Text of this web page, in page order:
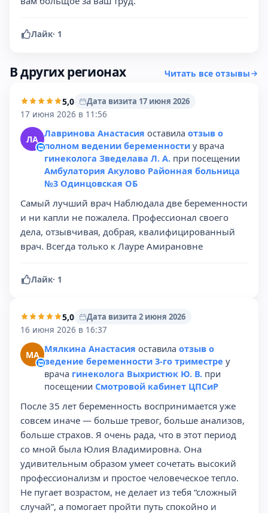
Лайк· 1
В других регионах Читать все отзывы
5,0
Дата визита 17 июня 2026
17 июня 2026 в 11:56
ЛА Лавринова Анастасия оставила отзыв о
полном ведении беременности у врача
гинеколога Зведелава Л. А. при посещении
Амбулатория Акулово Районная больница
№3 Одинцовская ОБ
Самый лучший врач Наблюдала две беременности
и ни капли не пожалела. Профессионал своего
дела, отзывчивая, добрая, квалифицированный
врач. Всегда только к Лауре Амирановне️
Лайк· 1
5,0
Дата визита 2 июня 2026
16 июня 2026 в 16:37
МА Мялкина Анастасия оставила отзыв о
ведение беременности 3-го триместре у
врача гинеколога Выхристюк Ю. В. при
посещении Смотровой кабинет ЦПСиР
После 35 лет беременность воспринимается уже
совсем иначе — больше тревог, больше анализов,
больше страхов. Я очень рада, что в этот период
со мной была Юлия Владимировна. Она
удивительным образом умеет сочетать высокий
профессионализм и простое человеческое тепло.
Не пугает возрастом, не делает из тебя “сложный
случай”, а помогает пройти путь спокойно и